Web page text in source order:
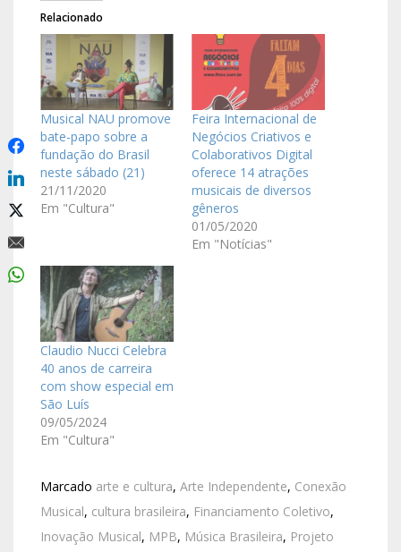
Relacionado
Musical NAU promove
bate-papo sobre a
fundação do Brasil
neste sábado (21)
21/11/2020
Em "Cultura"
Feira Internacional de
Negócios Criativos e
Colaborativos Digital
oferece 14 atrações
musicais de diversos
gêneros
01/05/2020
Em "Notícias"
Claudio Nucci Celebra
40 anos de carreira
com show especial em
São Luís
09/05/2024
Em "Cultura"
Marcado arte e cultura, Arte Independente, Conexão
Musical, cultura brasileira, Financiamento Coletivo,
Inovação Musical, MPB, Música Brasileira, Projeto